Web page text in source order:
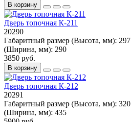
В корзину
Дверь топочная К-211
20290
Габаритный размер (Высота, мм): 297
(Ширина, мм): 290
3850 руб.
В корзину
Дверь топочная К-212
20291
Габаритный размер (Высота, мм): 320
(Ширина, мм): 435